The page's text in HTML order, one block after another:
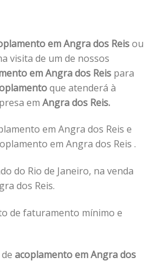
em Angra dos Reisou
visita de um de nossos
em Angra dos Reis para
que atenderá à
em Angra dos Reis.
em Angra dos Reis e
em Angra dos Reis .
do Rio de Janeiro, na venda
dos Reis.
de faturamento mínimo e
acoplamento em Angra dos